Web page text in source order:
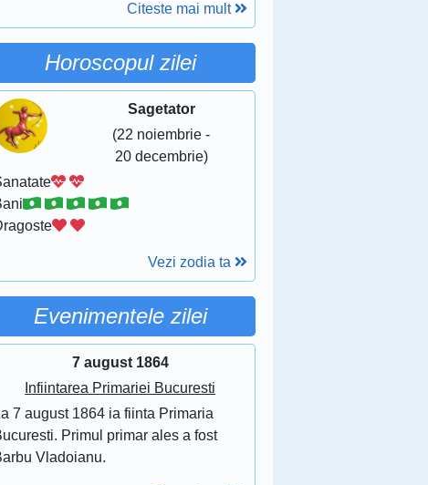
Citeste mai mult
Horoscopul zilei
Sagetator
(22 noiembrie -
20 decembrie)
Vezi zodia ta
Evenimentele zilei
7 august 1864
Infiintarea Primariei Bucuresti
7 august 1864 ia fiinta Primaria
Primul primar ales a fost
Vladoianu.